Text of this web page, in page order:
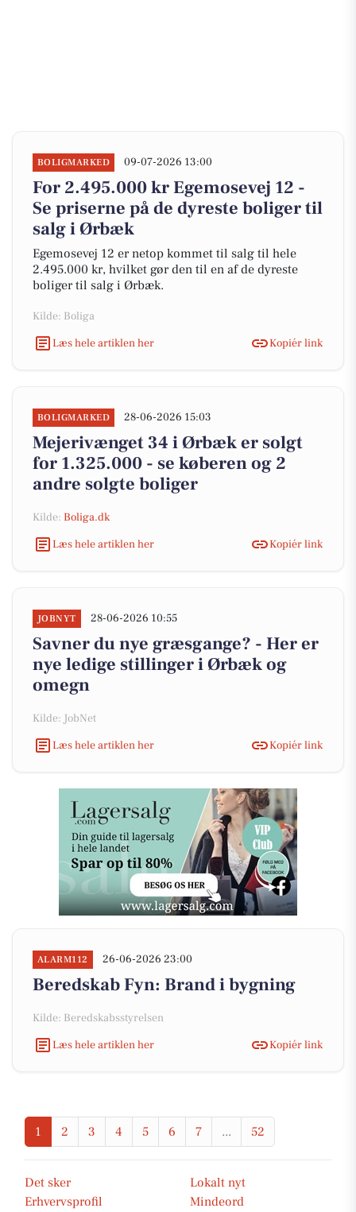
BOLIGMARKED 09-07-2026 13:00
For 2.495.000 kr Egemosevej 12 -
Se priserne på de dyreste boliger til
salg i Ørbæk
Egemosevej 12 er netop kommet til salg til hele
2.495.000 kr, hvilket gør den til en af de dyreste
boliger til salg i Ørbæk.
Kilde: Boliga
Læs hele artiklen her
Kopiér link
BOLIGMARKED 28-06-2026 15:03
Mejerivænget 34 i Ørbæk er solgt
for 1.325.000 - se køberen og 2
andre solgte boliger
Kilde: Boliga.dk
Læs hele artiklen her
Kopiér link
JOBNYT 28-06-2026 10:55
Savner du nye græsgange? - Her er
nye ledige stillinger i Ørbæk og
omegn
Kilde: JobNet
Læs hele artiklen her
Kopiér link
ALARM112 26-06-2026 23:00
Beredskab Fyn: Brand i bygning
Kilde: Beredskabsstyrelsen
Læs hele artiklen her
Kopiér link
1 2 3 4 5 6 7 ... 52
Det sker
Lokalt nyt
Erhvervsprofil
Mindeord